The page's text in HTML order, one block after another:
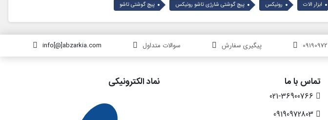
ابزار الات رونیکس پیچ گوشتی شارژی تاشو رونیکس پیچ گوشتی تاشو
info[@]abzarkia.com سوالات متداول پیگیری سفارش
تماس با ما نماد الکترونیکی